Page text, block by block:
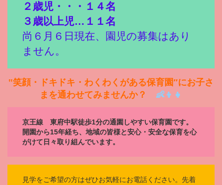
２歳児・・・１４名
３歳以上児…１１名
尚６月６日現在、園児の募集はあり
ません。
‟笑顔・ドキドキ・わくわくがある保育園″にお子さ
まを通わせてみませんか？
👶👦👧
京王線 東府中駅徒歩1分の通園しやすい保育園です。
開園から15年経ち、地域の皆様と安心・安全な保育を心
がけて日々取り組んでいます。
見学をご希望の方はぜひお気軽にお電話ください。先着